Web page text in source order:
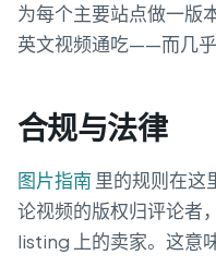
为每个主要站点做一版
英文视频通吃——而几乎
合规与法律
图片指南 里的规则在这
论视频的版权归评论者
listing 上的卖家。这意味